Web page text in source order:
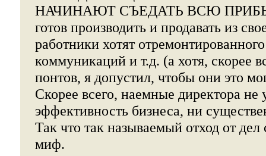
НАЧИНАЮТ СЪЕДАТЬ ВСЮ
готов производить и продавать из
работники хотят
коммуникаций и т.д. (а хотя, скорее
понтов, я допустил, чтобы они это
Скорее всего, наемные директора не
эффективность бизнеса, ни
Так что так называемый отход от
миф.